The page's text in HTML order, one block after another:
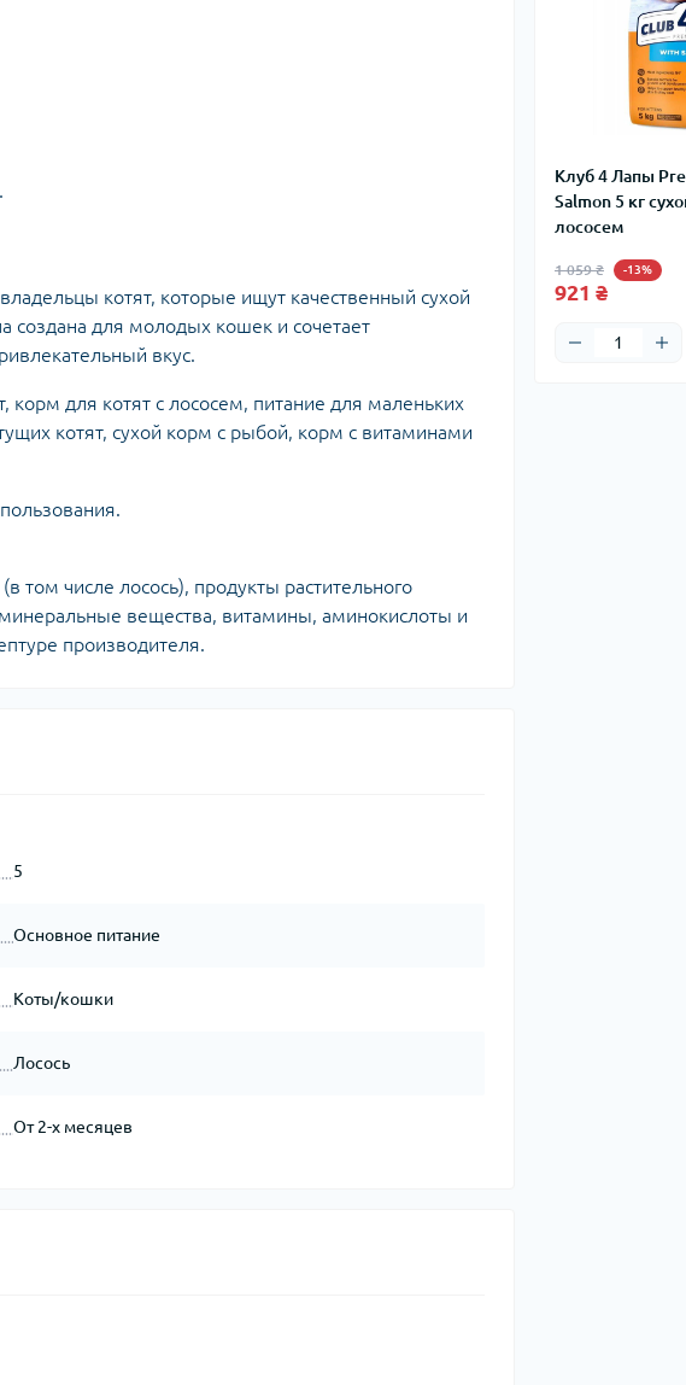
Клуб 4 Лапы
Salmon 5 кг
лососем
1 059 ₴ -13%
921 ₴
котят, которые ищут качественный сухой
создана для молодых кошек и сочетает
вкус.
корм для котят с лососем, питание для маленьких
котят, сухой корм с рыбой, корм с витаминами
том числе лосось), продукты растительного
вещества, витамины, аминокислоты и
производителя.
5
Основное питание
Коты/кошки
Лосось
От 2-х месяцев